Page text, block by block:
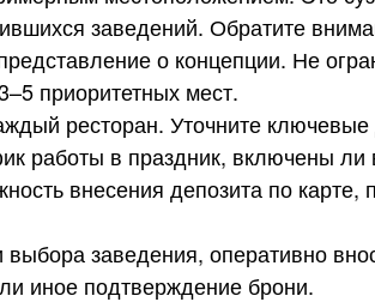
заведений. Обратите
о концепции. Не
приоритетных мест.
ресторан. Уточните ключевые
работы в праздник, включены ли
внесения депозита по карте,
заведения, оперативно
иное подтверждение брони.